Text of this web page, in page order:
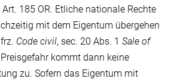
185 OR. Etliche nationale Rechte
mit dem Eigentum übergehen
Code civil, sec. 20 Abs. 1Sale of
Preisgefahr kommt dann keine
zu. Sofern das Eigentum mit